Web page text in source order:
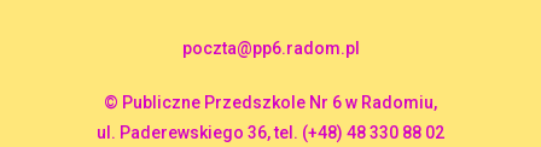
poczta@pp6.radom.pl
© Publiczne Przedszkole Nr 6 w Radomiu,
ul. Paderewskiego 36, tel. (+48) 48 330 88 02